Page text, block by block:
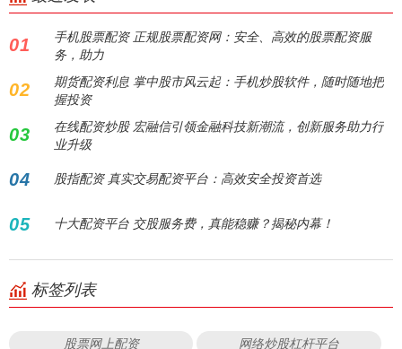
01
手机股票配资 正规股票配资网：安全、高效的股票配资服
务，助力
02
期货配资利息 掌中股市风云起：手机炒股软件，随时随地把
握投资
03
在线配资炒股 宏融信引领金融科技新潮流，创新服务助力行
业升级
04 股指配资 真实交易配资平台：高效安全投资首选
05 十大配资平台 交股服务费，真能稳赚？揭秘内幕！
标签列表
股票网上配资 网络炒股杠杆平台